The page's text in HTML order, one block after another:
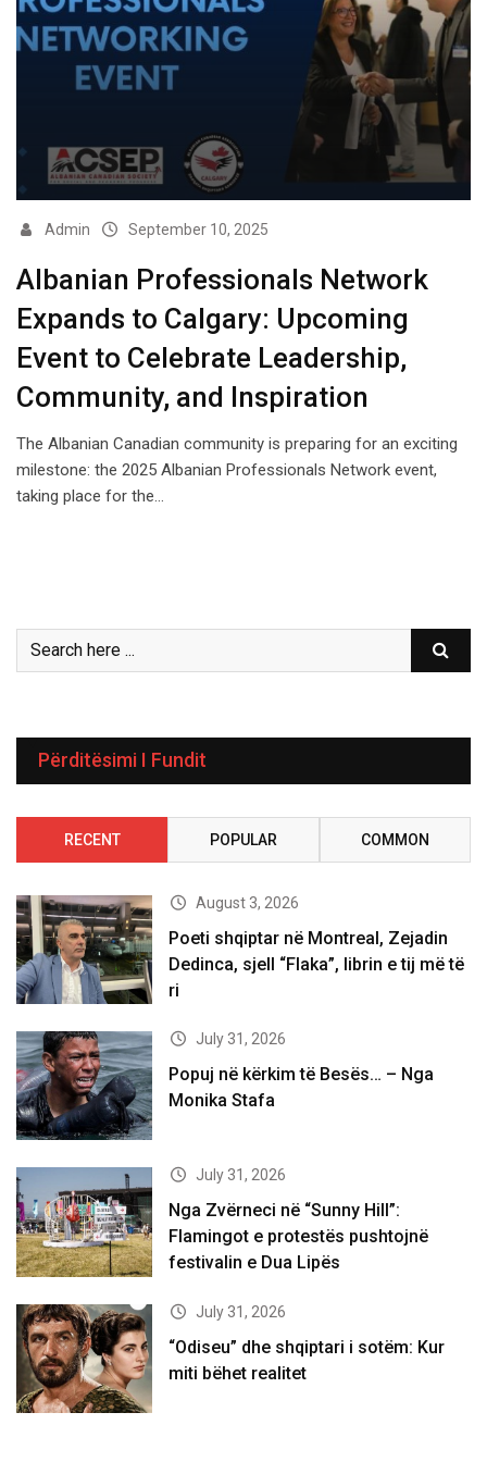
Admin September 10, 2025
Albanian Professionals Network
Expands to Calgary: Upcoming
Event to Celebrate Leadership,
Community, and Inspiration
The Albanian Canadian community is preparing for an exciting
milestone: the 2025 Albanian Professionals Network event,
taking place for the…
Përditësimi I Fundit
RECENT POPULAR COMMON
August 3, 2026
Poeti shqiptar në Montreal, Zejadin
Dedinca, sjell “Flaka”, librin e tij më të
ri
July 31, 2026
Popuj në kërkim të Besës… – Nga
Monika Stafa
July 31, 2026
Nga Zvërneci në “Sunny Hill”:
Flamingot e protestës pushtojnë
festivalin e Dua Lipës
July 31, 2026
“Odiseu” dhe shqiptari i sotëm: Kur
miti bëhet realitet